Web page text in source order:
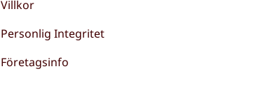
Villkor
Personlig Integritet
Företagsinfo